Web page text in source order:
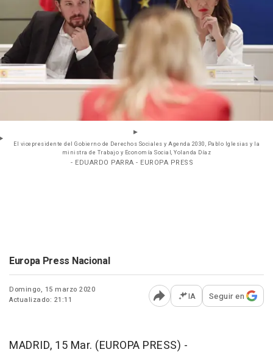
El vicepresidente del Gobierno de Derechos Sociales y Agenda 2030, Pablo Iglesias y la
ministra de Trabajo y Economía Social, Yolanda Díaz
- EDUARDO PARRA - EUROPA PRESS
Europa Press Nacional
Domingo, 15 marzo 2020
Actualizado: 21:11
Abrir opciones para
IA Seguir en
MADRID, 15 Mar. (EUROPA PRESS) -